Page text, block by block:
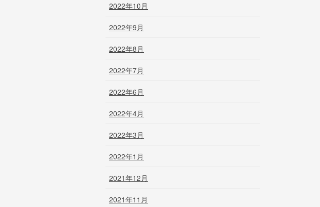
2022年10月
2022年9月
2022年8月
2022年7月
2022年6月
2022年4月
2022年3月
2022年1月
2021年12月
2021年11月